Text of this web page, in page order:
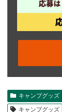
キャンプグッズ
キャンプグッズ